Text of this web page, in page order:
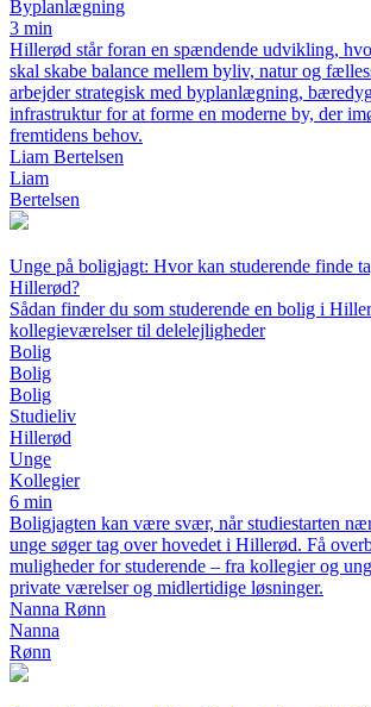
Byplanlægning
3 min
Hillerød står foran en spændende udvikling,
skal skabe balance mellem byliv, natur og
arbejder strategisk med byplanlægning,
infrastruktur for at forme en moderne by, der
fremtidens behov.
Liam Bertelsen
Liam
Bertelsen
Unge på boligjagt: Hvor kan studerende finde
Hillerød?
Sådan finder du som studerende en bolig i
kollegieværelser til delelejligheder
Bolig
Bolig
Bolig
Studieliv
Hillerød
Unge
Kollegier
6 min
Boligjagten kan være svær, når studiestarten
unge søger tag over hovedet i Hillerød. Få
muligheder for studerende – fra kollegier og
private værelser og midlertidige løsninger.
Nanna Rønn
Nanna
Rønn